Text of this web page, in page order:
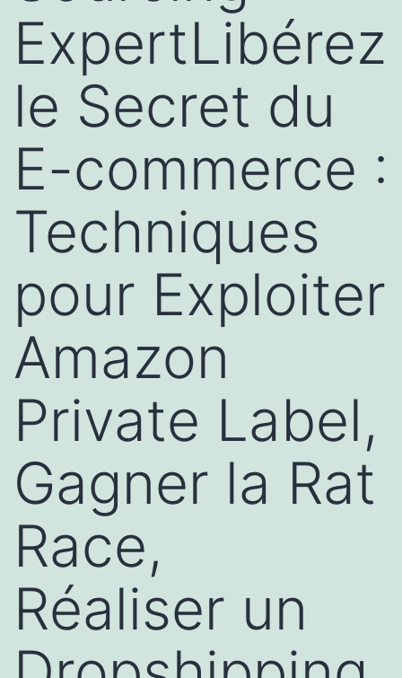
ExpertLibérez
le Secret du
E-commerce :
Techniques
pour Exploiter
Amazon
Private Label,
Gagner la Rat
Race,
Réaliser un